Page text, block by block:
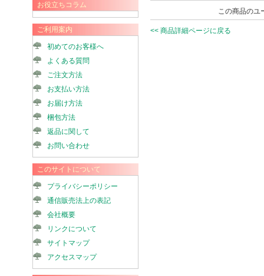
お役立ちコラム
ご利用案内
初めてのお客様へ
よくある質問
ご注文方法
お支払い方法
お届け方法
梱包方法
返品に関して
お問い合わせ
このサイトについて
プライバシーポリシー
通信販売法上の表記
会社概要
リンクについて
サイトマップ
アクセスマップ
この商品のユ
<< 商品詳細ページに戻る